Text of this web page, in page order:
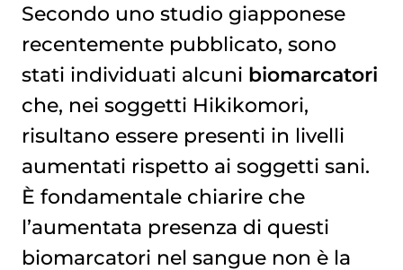
Secondo uno studio giapponese
recentemente pubblicato, sono
stati individuati alcuni biomarcatori
che, nei soggetti Hikikomori,
risultano essere presenti in livelli
aumentati rispetto ai soggetti sani.
È fondamentale chiarire che
l’aumentata presenza di questi
biomarcatori nel sangue non è la